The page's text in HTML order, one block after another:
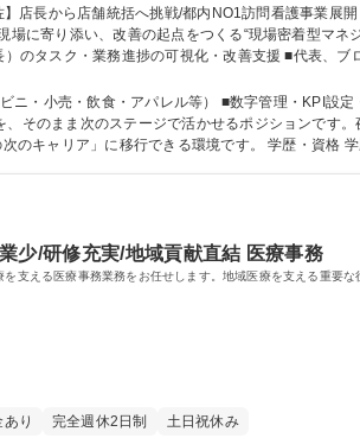
改善の起点をつくる“現場密着型マネジメント” の役割です。
のタスク・業務進捗の可視化・改善支援 ■代表、
当 ■運営データ（稼働・件数・スケジュール）を整
訪問看護事業展開
食・アパレル等） ■数字管理・KPI設定・利益改善の実務経験
そのまま次のステージで活かせるポジションです
な数字責任ではなく“現場サポート”に集中で
少/研修充実/地域貢献直結 医療事務
支える医療事務業務をお任せします。地域医療を支える重要
り 完全週休2日制 土日祝休み